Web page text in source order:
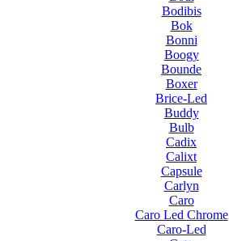
Bodibis
Bok
Bonni
Boogy
Bounde
Boxer
Brice-Led
Buddy
Bulb
Cadix
Calixt
Capsule
Carlyn
Caro
Caro Led Chrome
Caro-Led